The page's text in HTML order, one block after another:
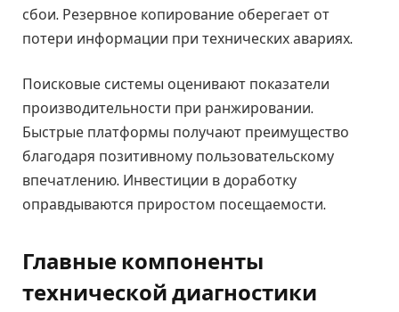
сбои. Резервное копирование оберегает от
потери информации при технических авариях.
Поисковые системы оценивают показатели
производительности при ранжировании.
Быстрые платформы получают преимущество
благодаря позитивному пользовательскому
впечатлению. Инвестиции в доработку
оправдываются приростом посещаемости.
Главные компоненты
технической диагностики